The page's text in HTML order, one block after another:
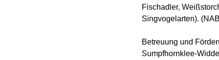
Fischadler,
Singvogelarten).
Betreuung und
Sumpfhornklee-